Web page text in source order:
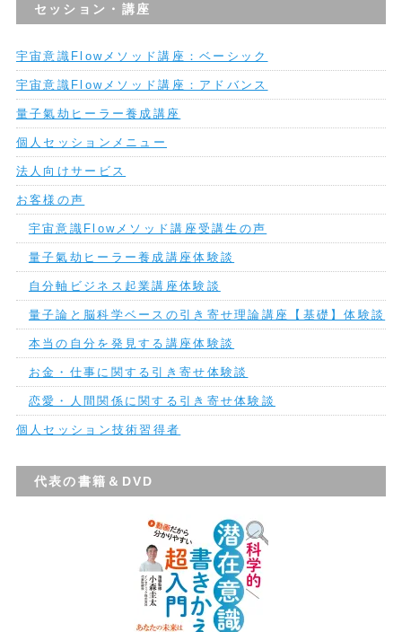
セッション・講座
宇宙意識Flowメソッド講座：ベーシック
宇宙意識Flowメソッド講座：アドバンス
量子氣劫ヒーラー養成講座
個人セッションメニュー
法人向けサービス
お客様の声
宇宙意識Flowメソッド講座受講生の声
量子氣劫ヒーラー養成講座体験談
自分軸ビジネス起業講座体験談
量子論と脳科学ベースの引き寄せ理論講座【基礎】体験談
本当の自分を発見する講座体験談
お金・仕事に関する引き寄せ体験談
恋愛・人間関係に関する引き寄せ体験談
個人セッション技術習得者
代表の書籍＆DVD